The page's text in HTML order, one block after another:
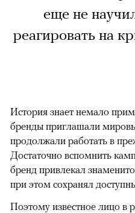
еще не
реагировать на
История знает немало
бренды приглашали
продолжали работать в
Достаточно вспомнить
бренд привлекал
при этом сохранял
Поэтому известное лицо в